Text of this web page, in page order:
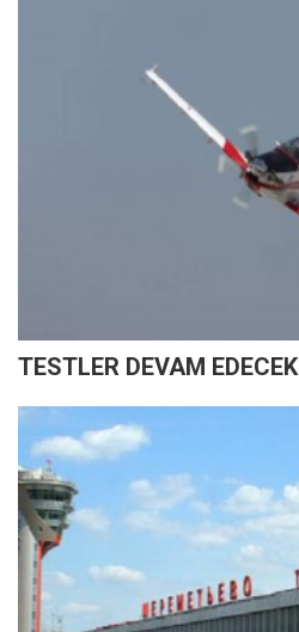
TESTLER DEVAM EDECEK